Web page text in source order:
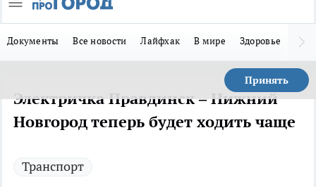
Документы Все новости Лайфхак В мире Здоровье
Принять
Электричка Правдинск – Нижний
Новгород теперь будет ходить чаще
Транспорт